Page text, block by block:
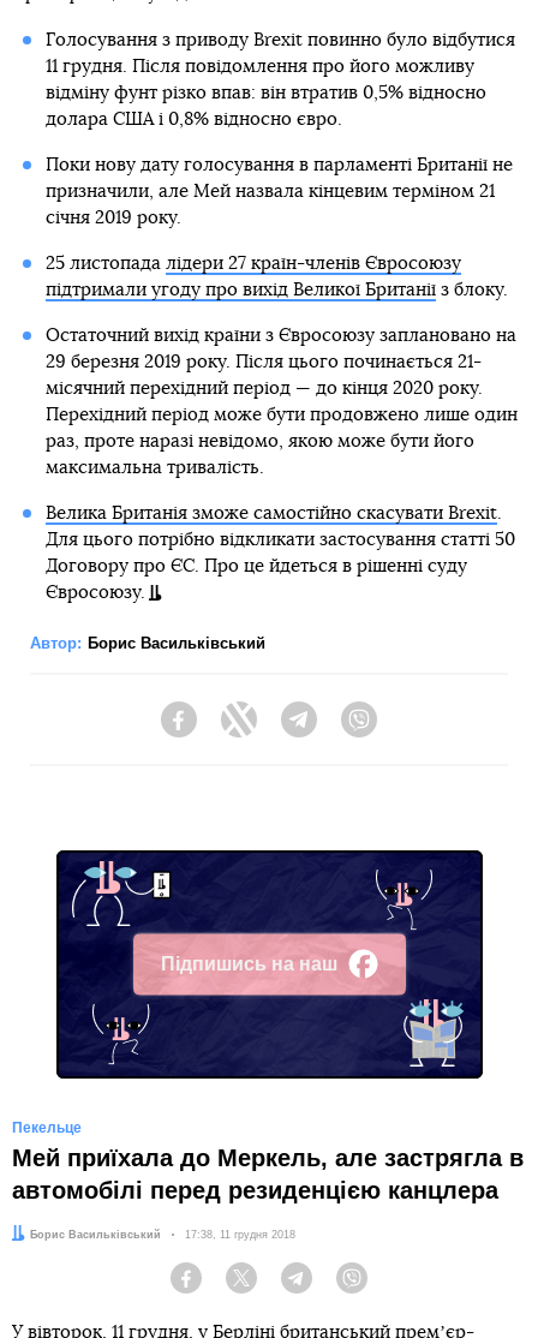
Голосування з приводу Brexit повинно було відбутися
11 грудня. Після повідомлення про його можливу
відміну фунт різко впав: він втратив 0,5% відносно
долара США і 0,8% відносно євро.
Поки нову дату голосування в парламенті Британії не
призначили, але Мей назвала кінцевим терміном 21
січня 2019 року.
25 листопада лідери 27 країн-членів Євросоюзу
підтримали угоду про вихід Великої Британіїз блоку.
Остаточний вихід країни з Євросоюзу заплановано на
29 березня 2019 року. Після цього починається 21-
місячний перехідний період — до кінця 2020 року.
Перехідний період може бути продовжено лише один
раз, проте наразі невідомо, якою може бути його
максимальна тривалість.
Велика Британія зможе самостійно скасувати Brexit.
Для цього потрібно відкликати застосування статті 50
Договору про ЄС. Про це йдеться в рішенні суду
Євросоюзу.
Автор: Борис Васильківський
FacebookTwitter Telegram
Підпишись на наш
Facebook
Пекельце
Мей приїхала до Меркель, але застрягла в
автомобілі перед резиденцією канцлера
Автор:Борис Васильківський Дата:
17:38, 11 грудня 2018
Facebook Twitter Telegram
У вівторок, 11 грудня, у Берліні британський премʼєр-